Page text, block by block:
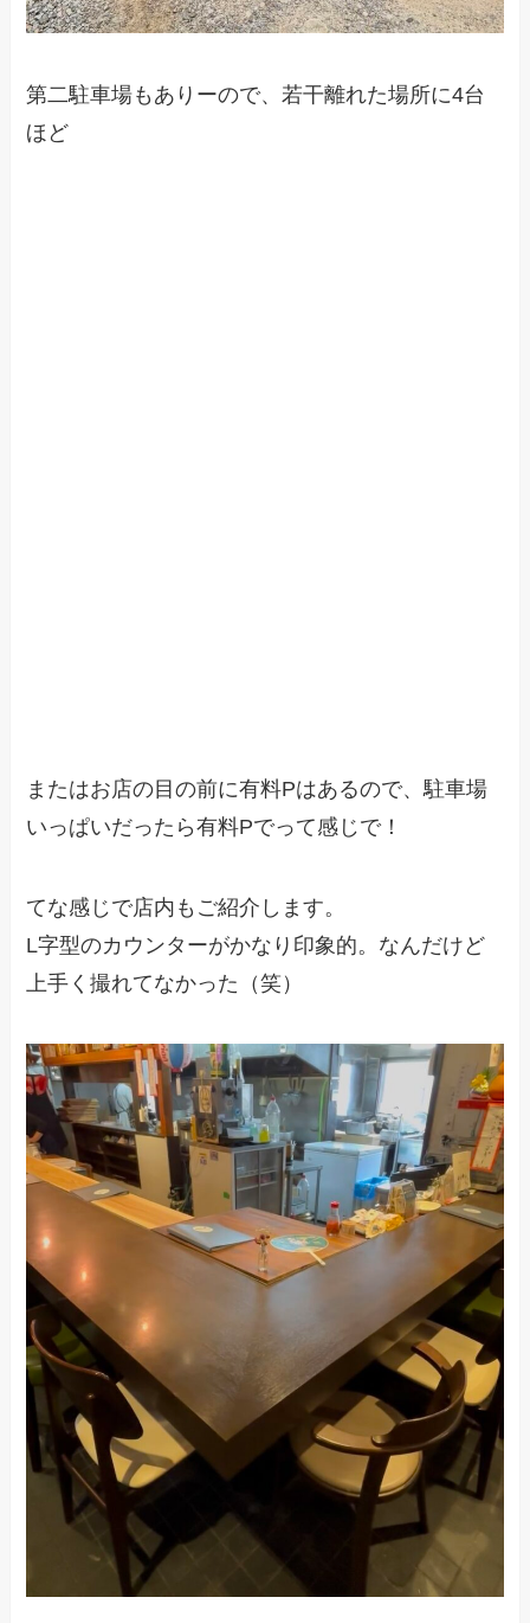
第二駐車場もありーので、若干離れた場所に4台
ほど
またはお店の目の前に有料Pはあるので、駐車場
いっぱいだったら有料Pでって感じで！
てな感じで店内もご紹介します。
L字型のカウンターがかなり印象的。なんだけど
上手く撮れてなかった（笑）